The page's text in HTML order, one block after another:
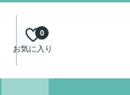
お気に入り
0